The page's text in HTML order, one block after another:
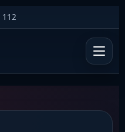
112